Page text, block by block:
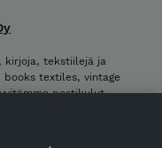
kirjoja, tekstiilejä ja
textiles, vintage
postikulut